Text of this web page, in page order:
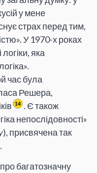
у мене
страх перед тим,
У 1970-х роках
яка
час була
Решера,
14 . Є також
непослідовності»
), присвячена так
.
про багатозначну